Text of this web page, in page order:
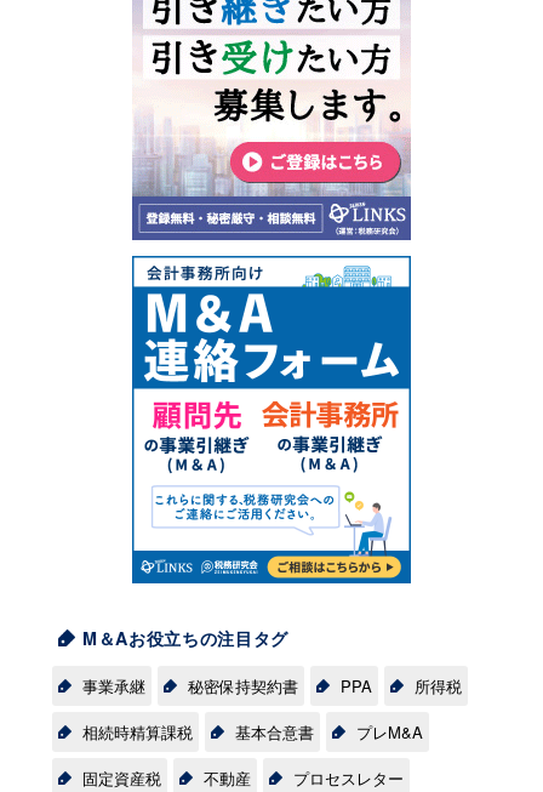
◇大分県「新型コロナウイルス感染症に対する企業の意識調査」
大分県企業の85.9％で「業績にマイナス」
～1カ月間でさらに悪化～
情報提供元（出所）：株式会社帝国データバンク
◇四国地区 「休廃業・解散」動向調査（2019年）
休廃業・解散982件、5年ぶりの増加
～業種別、「建設業」が268件で最多～
◇茨城県「休廃業・解散」動向調査（2019年）
2019年の「休廃業・解散」は483件、倒産件数の約3.5倍
～「建設業」が全体の4割以上～
◇長野県「休廃業・解散」動向調査（2019年）
「休廃業・解散」は434件、3年ぶりに増加
～対「倒産」件数倍率は5.6倍、調査開始以来最大に～
情報提供元（出所）：株式会社帝国データバンク
休廃業・解散は1678件、6年ぶりに増加
～代表者年齢、70歳以上が54.1％を占める～
◇広島県「休廃業・解散」動向調査（2019年）
休廃業・解散は655件、2年ぶりに増加
～代表者年齢、70歳以上が53.9％を占める～
◇静岡県「休廃業・解散」動向調査（2019年）
静岡県内の「休廃業・解散」件数は712件
～ 倒産の3.4倍、前年より倍率上昇 ～
◇北海道「休廃業・解散」動向調査（2019年）
2019年の休廃業・解散は1310件
～ 3年ぶりの前年比増加、倒産件数の6.2倍に ～
情報提供元（出所）：株式会社帝国データバンク
M＆Aお役立ちの注目タグ
事業承継 秘密保持契約書 PPA
所得税
相続時精算課税
基本合意書
プレM&A
固定資産税
不動産
プロセスレター